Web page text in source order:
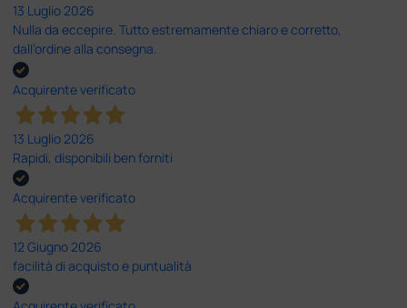
13 Luglio 2026
Nulla da eccepire. Tutto estremamente chiaro e corretto,
dall’ordine alla consegna.
Acquirente verificato
13 Luglio 2026
Rapidi, disponibili ben forniti
Acquirente verificato
12 Giugno 2026
facilità di acquisto e puntualità